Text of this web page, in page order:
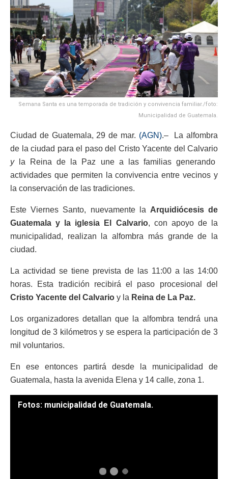
Semana Santa es una temporada de tradición y convivencia familiar./foto:
Municipalidad de Guatemala.
Ciudad de Guatemala, 29 de mar. (AGN).– La alfombra
de la ciudad para el paso del Cristo Yacente del Calvario
y
la Reina de la Paz une a las familias generando
actividades que permiten la convivencia entre vecinos y
la conservación de las tradiciones.
Este Viernes Santo, nuevamente la Arquidiócesis de
Guatemala y la iglesia El Calvario, con apoyo de la
municipalidad, realizan la alfombra más grande de la
ciudad.
La actividad se tiene prevista de las 11:00 a las 14:00
horas. Esta tradición recibirá el paso procesional del
Cristo Yacente del Calvario y la Reina de La Paz.
Los organizadores detallan que la alfombra tendrá una
longitud de 3 kilómetros y se espera la participación de 3
mil voluntarios.
En ese entonces partirá desde la municipalidad de
Guatemala, hasta la avenida Elena y 14 calle, zona 1.
Fotos: municipalidad de Guatemala.